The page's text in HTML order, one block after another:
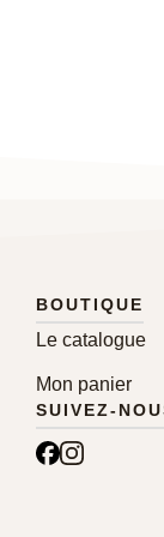
BOUTIQUE
Le catalogue
Mon panier
SUIVEZ-